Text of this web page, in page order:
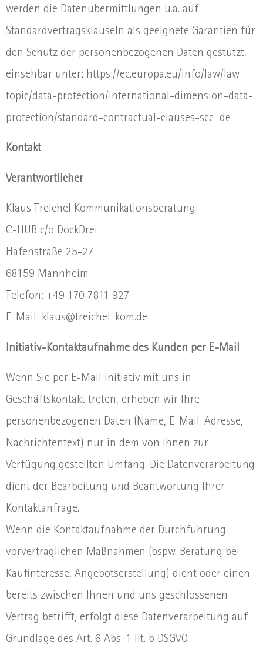
werden die Datenübermittlungen u.a. auf
Standardvertragsklauseln als geeignete Garantien für
den Schutz der personenbezogenen Daten gestützt,
einsehbar unter: https://ec.europa.eu/info/law/law-
topic/data-protection/international-dimension-data-
protection/standard-contractual-clauses-scc_de
Kontakt
Verantwortlicher
Klaus Treichel Kommunikationsberatung
C-HUB c/o DockDrei
Hafenstraße 25-27
68159 Mannheim
Telefon: +49 170 7811 927
E-Mail: klaus@treichel-kom.de
Initiativ-Kontaktaufnahme des Kunden per E-Mail
Wenn Sie per E-Mail initiativ mit uns in
Geschäftskontakt treten, erheben wir Ihre
personenbezogenen Daten (Name, E-Mail-Adresse,
Nachrichtentext) nur in dem von Ihnen zur
Verfügung gestellten Umfang. Die Datenverarbeitung
dient der Bearbeitung und Beantwortung Ihrer
Kontaktanfrage.
Wenn die Kontaktaufnahme der Durchführung
vorvertraglichen Maßnahmen (bspw. Beratung bei
Kaufinteresse, Angebotserstellung) dient oder einen
bereits zwischen Ihnen und uns geschlossenen
Vertrag betrifft, erfolgt diese Datenverarbeitung auf
Grundlage des Art. 6 Abs. 1 lit. b DSGVO.